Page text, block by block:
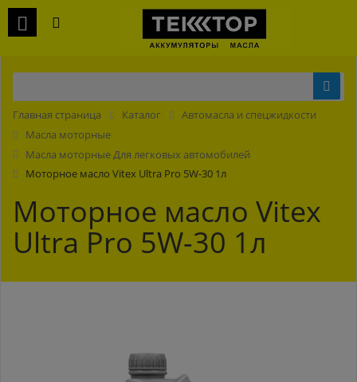
Главная страница Каталог
Автомасла и спецжидкости
Масла моторные
Масла моторные Для легковых автомобилей
Моторное масло Vitex Ultra Pro 5W-30 1л
Моторное масло Vitex
Ultra Pro 5W-30 1л